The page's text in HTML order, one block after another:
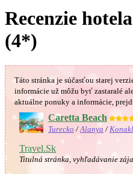
Recenzie
(4*)
Táto stránka je súčasťou starej
informácie už môžu byť zastaralé
aktuálne ponuky a informácie,
Caretta Beach
Turecko /Alanya /
Travel.Sk
Titulná stránka, vyhľadávanie